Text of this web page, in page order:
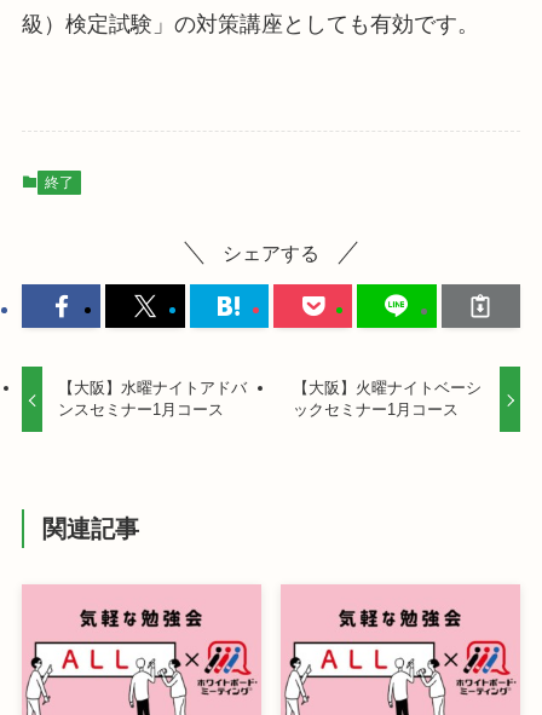
級）検定試験」の対策講座としても有効です。
終了
シェアする
【大阪】水曜ナイトアドバ
ンスセミナー1月コース
【大阪】火曜ナイトベーシ
ックセミナー1月コース
関連記事